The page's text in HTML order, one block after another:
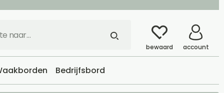
bewaard account
Bedrijfsbord